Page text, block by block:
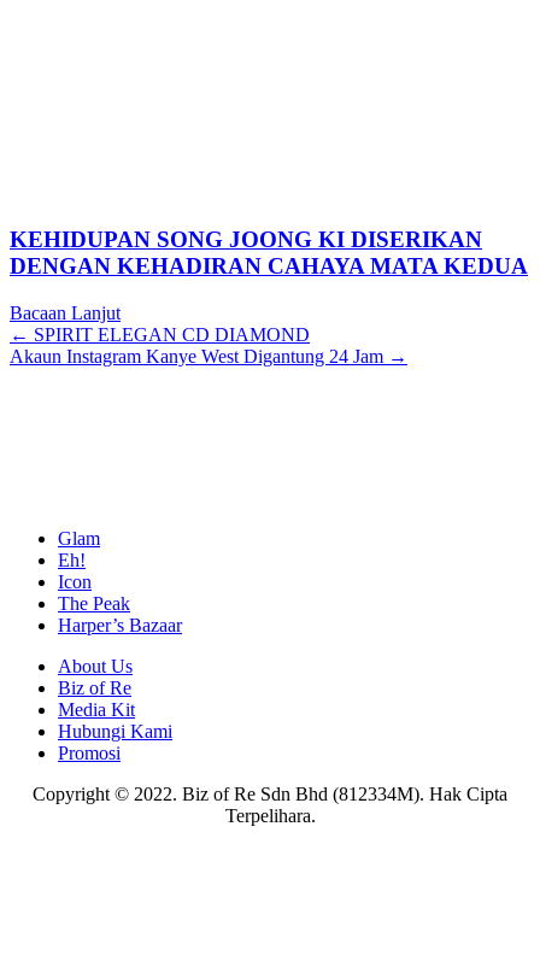
KEHIDUPAN SONG JOONG KI DISERIKAN
DENGAN KEHADIRAN CAHAYA MATA KEDUA
Bacaan Lanjut
Posts
navigation
← SPIRIT ELEGAN CD DIAMOND
Akaun Instagram Kanye West Digantung 24 Jam →
Glam
Eh!
Icon
The Peak
Harper’s Bazaar
About Us
Biz of Re
Media Kit
Hubungi Kami
Promosi
Copyright © 2022. Biz of Re Sdn Bhd (812334M). Hak Cipta
Terpelihara.